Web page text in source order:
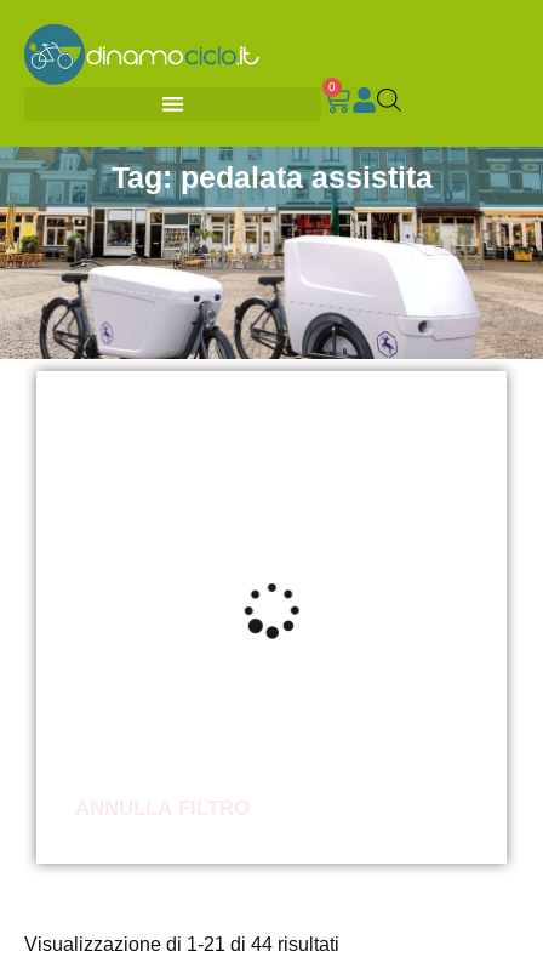
0
Tag: pedalata assistita
Visualizzazione di 1-21 di 44 risultati